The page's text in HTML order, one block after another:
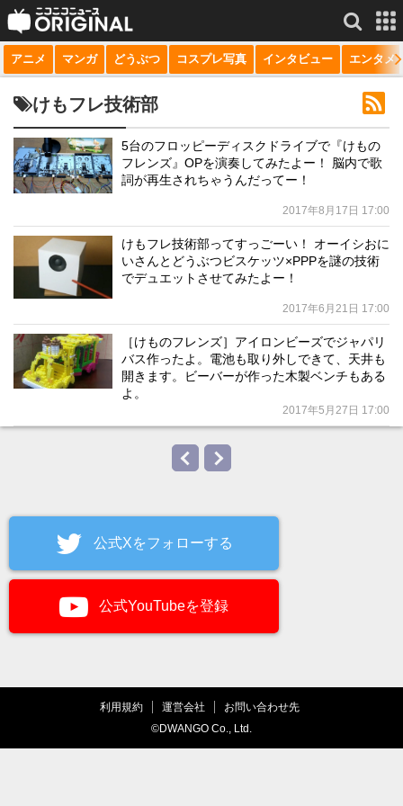
サービス一覧 もっと見る
動画
生放送
チャンネル
マンガ
アニメ マンガ どうぶつ コスプレ写真 インタビュー エンタメ
けもフレ技術部
5台のフロッピーディスクドライブで『けもの
フレンズ』OPを演奏してみたよー！ 脳内で歌
詞が再生されちゃうんだってー！
2017年8月17日 17:00
けもフレ技術部ってすっごーい！ オーイシおに
いさんとどうぶつビスケッツ×PPPを謎の技術
でデュエットさせてみたよー！
2017年6月21日 17:00
［けものフレンズ］アイロンビーズでジャパリ
バス作ったよ。電池も取り外しできて、天井も
開きます。ビーバーが作った木製ベンチもある
よ。
2017年5月27日 17:00
公式Xをフォローする
公式YouTubeを登録
利用規約 運営会社
お問い合わせ先
©DWANGO Co., Ltd.